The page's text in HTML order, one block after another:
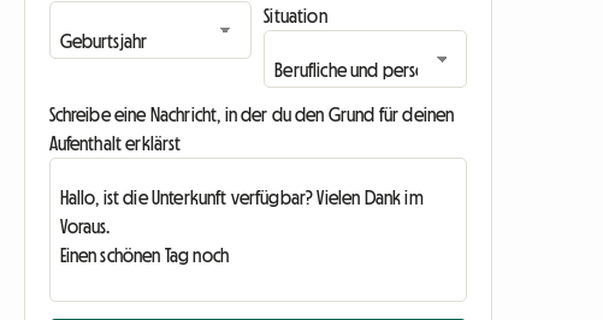
Situation
Schreibe eine Nachricht, in der du den Grund für deinen
Aufenthalt erklärst